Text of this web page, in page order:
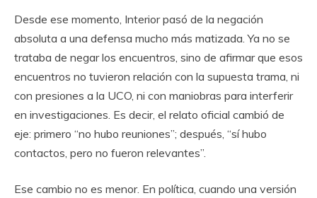
Desde ese momento, Interior pasó de la negación
absoluta a una defensa mucho más matizada. Ya no se
trataba de negar los encuentros, sino de afirmar que esos
encuentros no tuvieron relación con la supuesta trama, ni
con presiones a la UCO, ni con maniobras para interferir
en investigaciones. Es decir, el relato oficial cambió de
eje: primero “no hubo reuniones”; después, “sí hubo
contactos, pero no fueron relevantes”.
Ese cambio no es menor. En política, cuando una versión